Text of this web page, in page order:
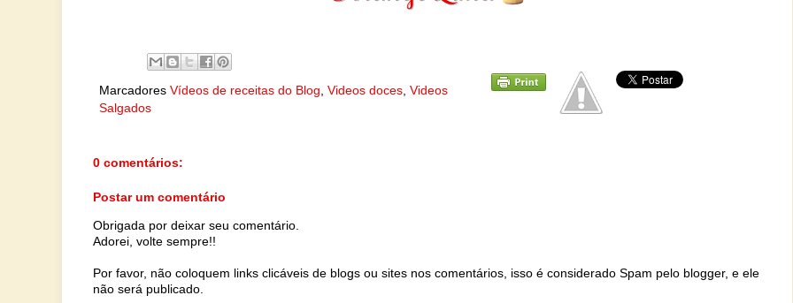
Marcadores Vídeos de receitas do Blog Videos doces Videos
Salgados
0 comentários:
Postar um comentário
Obrigada por deixar seu comentário.
Adorei, volte sempre!!
Por favor, não coloquem links clicáveis de blogs ou sites nos comentários, isso é considerado Spam pelo blogger, e ele
não será publicado.